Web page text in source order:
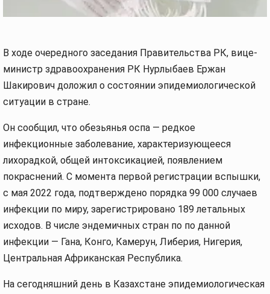
В ходе очередного заседания Правительства РК, вице-
министр здравоохранения РК Нурлыбаев Ержан
Шакирович доложил о состоянии эпидемиологической
ситуации в стране.
Он сообщил, что обезьянья оспа — редкое
инфекционные заболевание, характеризующееся
лихорадкой, общей интоксикацией, появлением
покраснений. С момента первой регистрации вспышки,
с мая 2022 года, подтверждено порядка 99 000 случаев
инфекции по миру, зарегистрировано 189 летальных
исходов. В числе эндемичных стран по по данной
инфекции — Гана, Конго, Камерун, Либерия, Нигерия,
Центральная Африканская Республика.
На сегодняшний день в Казахстане эпидемиологическая